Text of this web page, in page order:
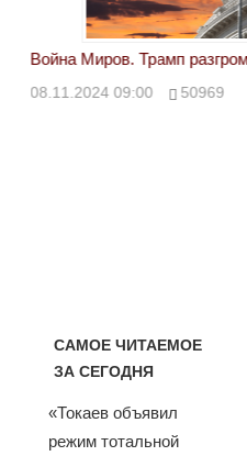
Война Миров. Трамп
08.11.2024 09:00 50969
САМОЕ ЧИТАЕМОЕ
ЗА СЕГОДНЯ
«Токаев объявил
режим тотальной